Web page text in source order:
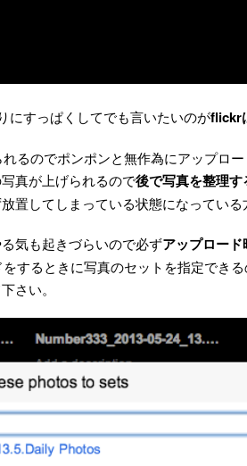
にすっぱくしてでも言いたいのがflickr
るのでポンポンと無作為にアップロ
真が上げられるので後で写真を整理
置してしまっている状態になっている
気も起きづらいので必ずアップロー
するときに写真のセットを指定でき
さい。